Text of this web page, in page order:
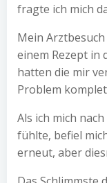
fragte ich mich
Mein
einem Rezept in
hatten die mir
Problem
Als ich mich
fühlte, befiel
erneut, aber